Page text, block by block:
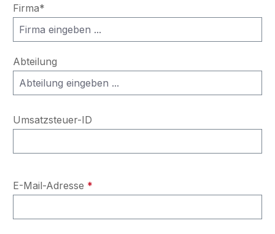
Firma*
Abteilung
Umsatzsteuer-ID
E-Mail-Adresse *